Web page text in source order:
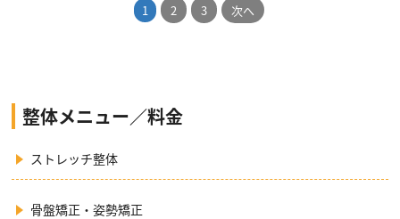
1 2 3 次へ
整体メニュー／料金
ストレッチ整体
骨盤矯正・姿勢矯正